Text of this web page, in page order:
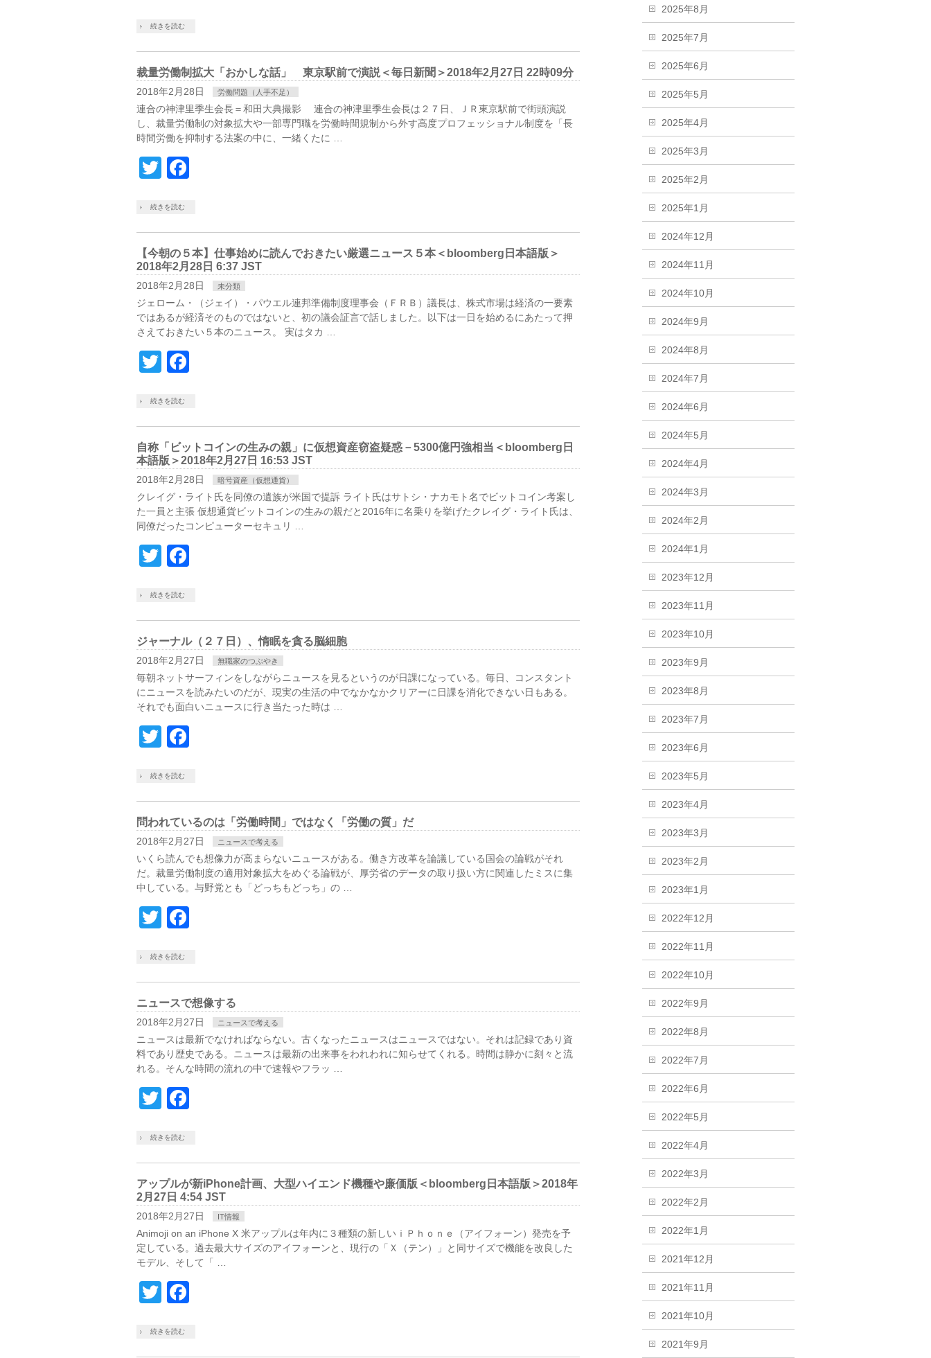
続きを読む
裁量労働制拡大「おかしな話」 東京駅前で演説＜毎日新聞＞2018年2月27日 22時09分
2018年2月28日 労働問題（人手不足）
連合の神津里季生会長＝和田大典撮影 連合の神津里季生会長は２７日、ＪＲ東京駅前で街頭演説
し、裁量労働制の対象拡大や一部専門職を労働時間規制から外す高度プロフェッショナル制度を「長
時間労働を抑制する法案の中に、一緒くたに …
Twitter
続きを読む
【今朝の５本】仕事始めに読んでおきたい厳選ニュース５本＜bloomberg日本語版＞
2018年2月28日 6:37 JST
2018年2月28日 未分類
ジェローム・（ジェイ）・パウエル連邦準備制度理事会（ＦＲＢ）議長は、株式市場は経済の一要素
ではあるが経済そのものではないと、初の議会証言で話しました。以下は一日を始めるにあたって押
さえておきたい５本のニュース。 実はタカ …
Twitter
続きを読む
自称「ビットコインの生みの親」に仮想資産窃盗疑惑－5300億円強相当＜bloomberg日
本語版＞2018年2月27日 16:53 JST
2018年2月28日 暗号資産（仮想通貨）
クレイグ・ライト氏を同僚の遺族が米国で提訴 ライト氏はサトシ・ナカモト名でビットコイン考案し
た一員と主張 仮想通貨ビットコインの生みの親だと2016年に名乗りを挙げたクレイグ・ライト氏は、
同僚だったコンピューターセキュリ …
Twitter
続きを読む
ジャーナル（２７日）、惰眠を貪る脳細胞
2018年2月27日 無職家のつぶやき
毎朝ネットサーフィンをしながらニュースを見るというのが日課になっている。毎日、コンスタント
にニュースを読みたいのだが、現実の生活の中でなかなかクリアーに日課を消化できない日もある。
それでも面白いニュースに行き当たった時は …
Twitter
続きを読む
問われているのは「労働時間」ではなく「労働の質」だ
2018年2月27日 ニュースで考える
いくら読んでも想像力が高まらないニュースがある。働き方改革を論議している国会の論戦がそれ
だ。裁量労働制度の適用対象拡大をめぐる論戦が、厚労省のデータの取り扱い方に関連したミスに集
中している。与野党とも「どっちもどっち」の …
Twitter
続きを読む
ニュースで想像する
2018年2月27日 ニュースで考える
ニュースは最新でなければならない。古くなったニュースはニュースではない。それは記録であり資
料であり歴史である。ニュースは最新の出来事をわれわれに知らせてくれる。時間は静かに刻々と流
れる。そんな時間の流れの中で速報やフラッ …
Twitter
続きを読む
アップルが新iPhone計画、大型ハイエンド機種や廉価版＜bloomberg日本語版＞2018年
2月27日 4:54 JST
2018年2月27日 IT情報
Animoji on an iPhone X 米アップルは年内に３種類の新しいｉＰｈｏｎｅ（アイフォーン）発売を予
定している。過去最大サイズのアイフォーンと、現行の「Ｘ（テン）」と同サイズで機能を改良した
モデル、そして「 …
Twitter
続きを読む
2025年8月
2025年7月
2025年6月
2025年5月
2025年4月
2025年3月
2025年2月
2025年1月
2024年12月
2024年11月
2024年10月
2024年9月
2024年8月
2024年7月
2024年6月
2024年5月
2024年4月
2024年3月
2024年2月
2024年1月
2023年12月
2023年11月
2023年10月
2023年9月
2023年8月
2023年7月
2023年6月
2023年5月
2023年4月
2023年3月
2023年2月
2023年1月
2022年12月
2022年11月
2022年10月
2022年9月
2022年8月
2022年7月
2022年6月
2022年5月
2022年4月
2022年3月
2022年2月
2022年1月
2021年12月
2021年11月
2021年10月
2021年9月